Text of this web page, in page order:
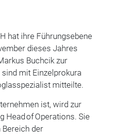
hat ihre Führungsebene
dieses Jahres
Buchcik zur
mit Einzelprokura
mitteilte.
ist, wird zur
Head of Operations. Sie
der